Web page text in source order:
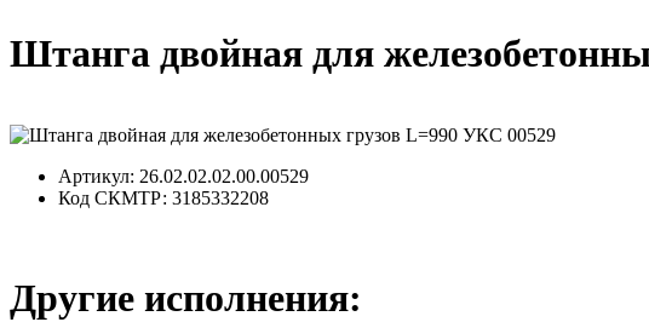
Штанга двойная для
Артикул: 26.02.02.02.00.00529
Код СКМТР: 3185332208
Другие исполнения: